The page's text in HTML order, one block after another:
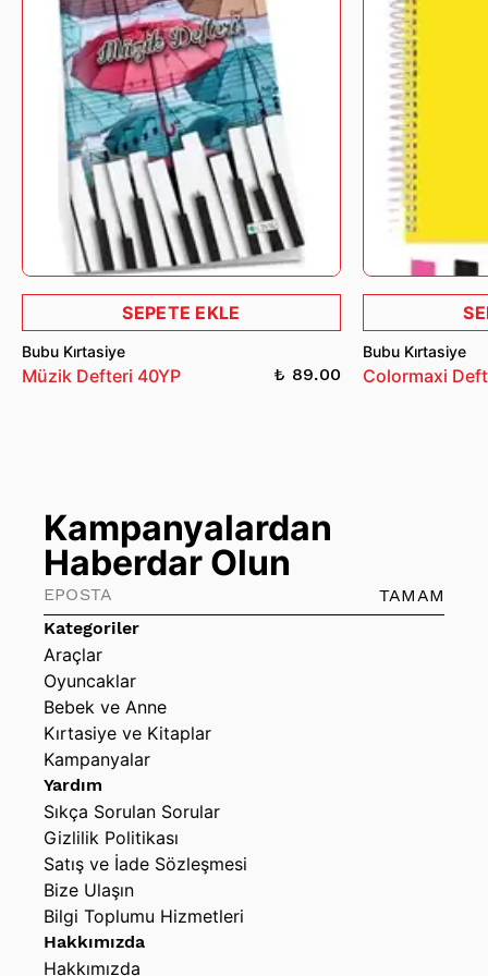
olması gerekmektedir.
İade ve değişim işlemleri hakkında detaylı bilgi almak için
bizimle iletişime geçebilirsiniz.
SEPETE EKLE
Bubu Kırtasiye
Müzik Defteri 40YP ₺ 89.00
Bubu Kırtasiye
Colormaxi
Kategoriler
Araçlar
Oyuncaklar
Bebek ve Anne
Kırtasiye ve Kitaplar
Kampanyalar
Yardım
Sıkça Sorulan Sorular
Gizlilik Politikası
Satış ve İade Sözleşmesi
Bize Ulaşın
Bilgi Toplumu Hizmetleri
Hakkımızda
Hakkımızda
Kampanyalardan
Haberdar Olun
TAMAM